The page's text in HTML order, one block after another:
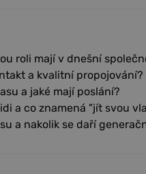
roli mají v dnešní
a kvalitní propojování?
a jaké mají poslání?
a co znamená "jít svou
a nakolik se daří